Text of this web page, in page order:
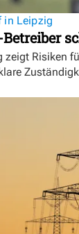
in Leipzig
zeigt Risiken